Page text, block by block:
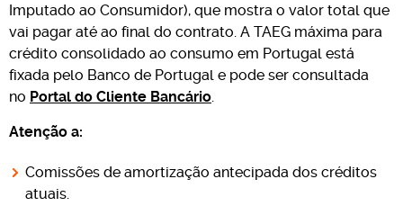
Imputado ao Consumidor), que mostra o valor total que
vai pagar até ao final do contrato. A TAEG máxima para
crédito consolidado ao consumo em Portugal está
fixada pelo Banco de Portugal e pode ser consultada
no Portal do Cliente Bancário
Atenção a:
Comissões de amortização antecipada dos créditos
atuais.